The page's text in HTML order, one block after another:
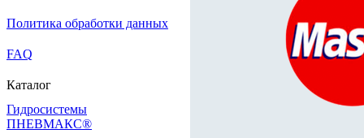
Политика обработки данных
FAQ
Каталог
Гидросистемы
ПНЕВМАКС®